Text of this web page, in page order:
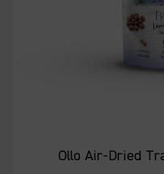
Ollo Air-Dried